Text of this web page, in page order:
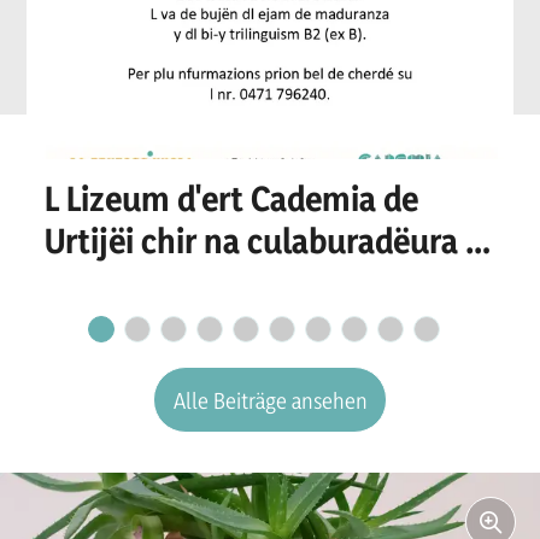
L Lizeum d'ert Cademia de
Urtijëi chir na culaburadëura o
secretariat
Alle Beiträge ansehen